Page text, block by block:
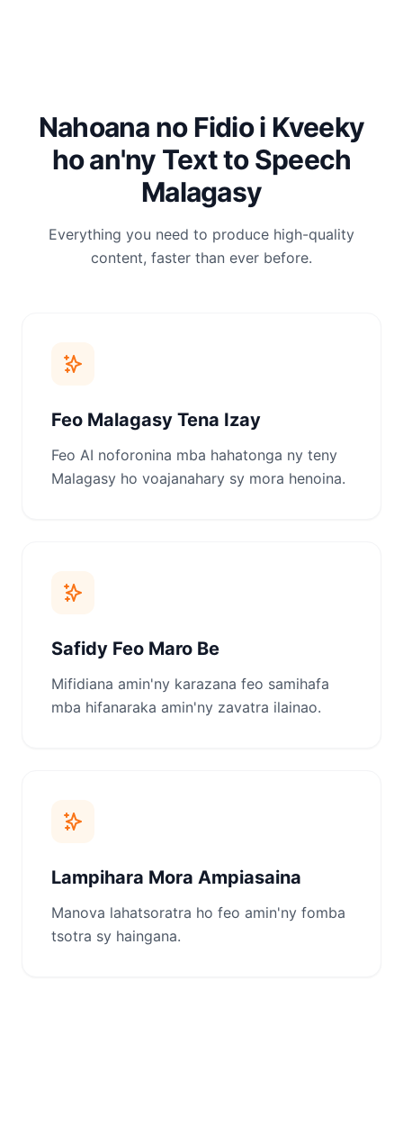
Nahoana no Fidio i Kveeky
ho an'ny Text to Speech
Malagasy
Everything you need to produce high-quality
content, faster than ever before.
Feo Malagasy Tena Izay
Feo AI noforonina mba hahatonga ny teny
Malagasy ho voajanahary sy mora henoina.
Safidy Feo Maro Be
Mifidiana amin'ny karazana feo samihafa
mba hifanaraka amin'ny zavatra ilainao.
Lampihara Mora Ampiasaina
Manova lahatsoratra ho feo amin'ny fomba
tsotra sy haingana.